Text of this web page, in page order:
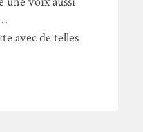
avec de telles